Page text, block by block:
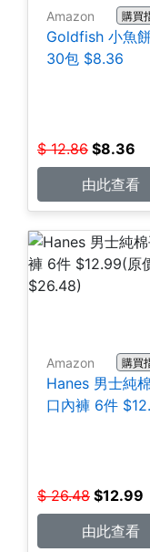
Amazon 購買
Goldfish 小魚
30包 $8.36
$ 12.86 $8.36
由此查看
Amazon 購買
Hanes 男士純
口內褲 6件
$ 26.48 $12.99
由此查看